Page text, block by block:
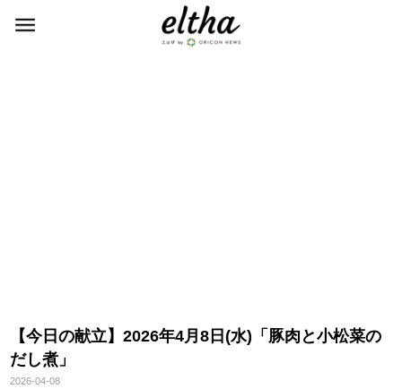
【今日の献立】2026年4月8日(水)「豚肉と小松菜の
だし煮」
2026-04-08